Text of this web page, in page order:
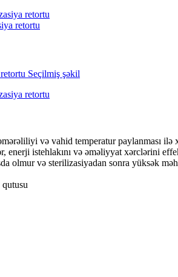
retortu
və vahid temperatur paylanması
enerji istehlakını və əməliyyat xərclərini
olmur və sterilizasiyadan sonra yüksək